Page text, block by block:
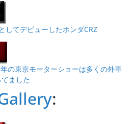
してデビューしたホンダCRZ
の東京モーターショーは多くの外車
ました
: